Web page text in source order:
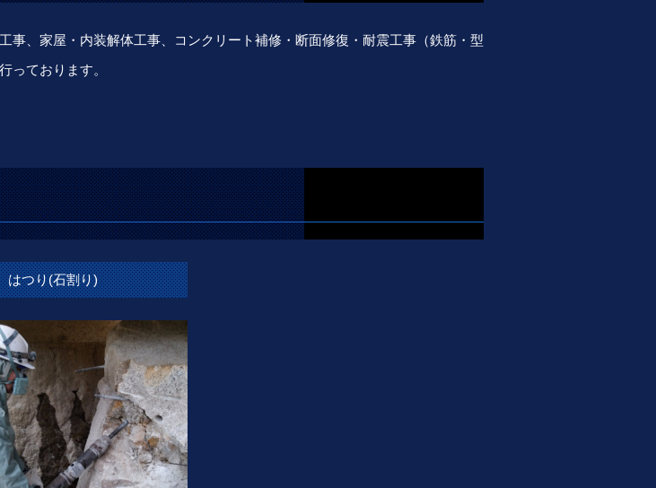
事、家屋・内装解体工事、コンクリート補修・断面修復・耐震工事（鉄筋・型
っております。
はつり(石割り)